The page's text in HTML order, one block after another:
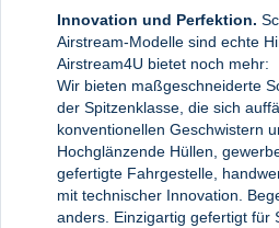
Innovation und Perfektion.
Airstream-Modelle sind echte
Airstream4U bietet noch mehr:
Wir bieten maßgeschneiderte
der Spitzenklasse, die sich
konventionellen Geschwistern
Hochglänzende Hüllen,
gefertigte Fahrgestelle,
mit technischer Innovation.
anders. Einzigartig gefertigt für